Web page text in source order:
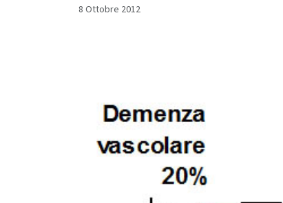
8 Ottobre 2012